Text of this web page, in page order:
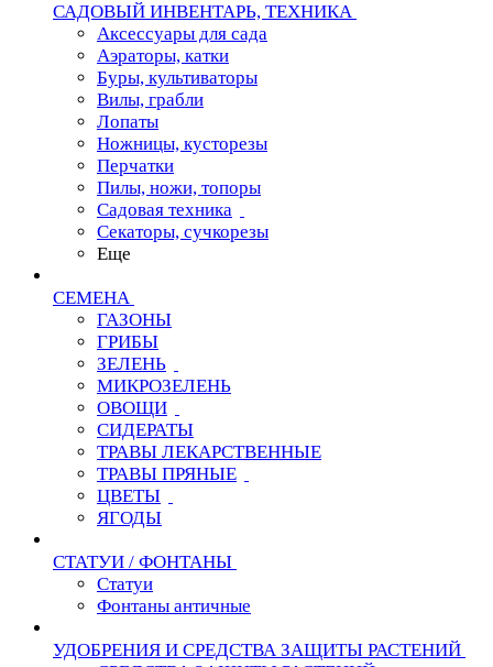
САДОВЫЙ ИНВЕНТАРЬ, ТЕХНИКА
Аксессуары для сада
Аэраторы, катки
Буры, культиваторы
Вилы, грабли
Лопаты
Ножницы, кусторезы
Перчатки
Пилы, ножи, топоры
Садовая техника
Секаторы, сучкорезы
Еще
СЕМЕНА
ГАЗОНЫ
ГРИБЫ
ЗЕЛЕНЬ
МИКРОЗЕЛЕНЬ
ОВОЩИ
СИДЕРАТЫ
ТРАВЫ ЛЕКАРСТВЕННЫЕ
ТРАВЫ ПРЯНЫЕ
ЦВЕТЫ
ЯГОДЫ
СТАТУИ / ФОНТАНЫ
Статуи
Фонтаны античные
УДОБРЕНИЯ И СРЕДСТВА ЗАЩИТЫ РАСТЕНИЙ